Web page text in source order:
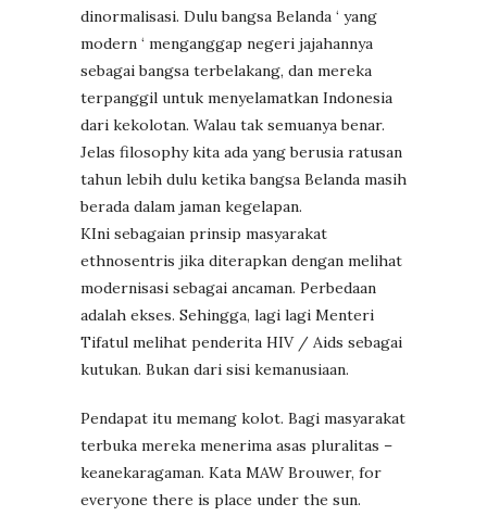
dinormalisasi. Dulu bangsa Belanda ‘ yang
modern ‘ menganggap negeri jajahannya
sebagai bangsa terbelakang, dan mereka
terpanggil untuk menyelamatkan Indonesia
dari kekolotan. Walau tak semuanya benar.
Jelas filosophy kita ada yang berusia ratusan
tahun lebih dulu ketika bangsa Belanda masih
berada dalam jaman kegelapan.
KIni sebagaian prinsip masyarakat
ethnosentris jika diterapkan dengan melihat
modernisasi sebagai ancaman. Perbedaan
adalah ekses. Sehingga, lagi lagi Menteri
Tifatul melihat penderita HIV / Aids sebagai
kutukan. Bukan dari sisi kemanusiaan.
Pendapat itu memang kolot. Bagi masyarakat
terbuka mereka menerima asas pluralitas –
keanekaragaman. Kata MAW Brouwer, for
everyone there is place under the sun.